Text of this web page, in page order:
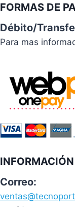
FORMAS DE
Débito/
Para mas
INFORMACIÓN
Correo: